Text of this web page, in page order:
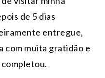
de 5 dias
entregue,
com muita gratidão e
completou.